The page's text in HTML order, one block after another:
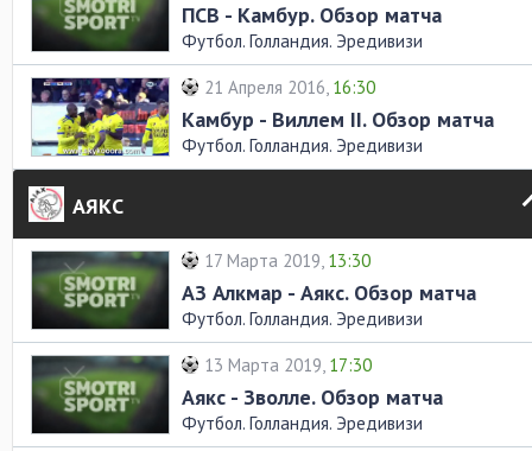
ПСВ - Камбур. Обзор матча
Футбол. Голландия. Эредивизи
21 Апреля 2016, 16:30
Камбур - Виллем II. Обзор матча
Футбол. Голландия. Эредивизи
АЯКС
17 Марта 2019, 13:30
АЗ Алкмар - Аякс. Обзор матча
Футбол. Голландия. Эредивизи
13 Марта 2019, 17:30
Аякс - Зволле. Обзор матча
Футбол. Голландия. Эредивизи